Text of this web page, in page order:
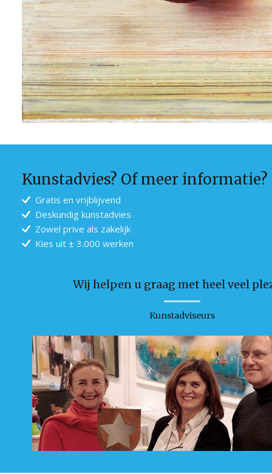
Kunstadvies? Of meer informatie?
Gratis en vrijblijvend
Deskundig kunstadvies
Zowel prive als zakelijk
Kies uit ± 3.000 werken
Wij helpen u graag met heel veel
Kunstadviseurs